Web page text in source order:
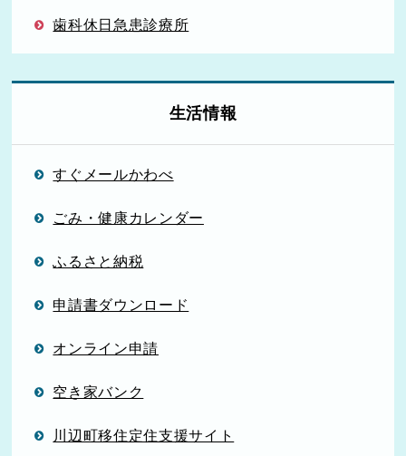
歯科休日急患診療所
生活情報
すぐメールかわべ
ごみ・健康カレンダー
ふるさと納税
申請書ダウンロード
オンライン申請
空き家バンク
川辺町移住定住支援サイト